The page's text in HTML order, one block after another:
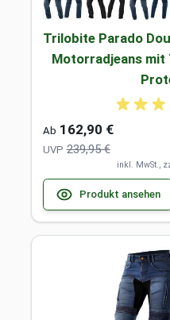
Trilobite Parado
Motorradjeans
Ab 162,90 €
UVP 239,95 €
inkl. MwSt.,
Produkt ansehen